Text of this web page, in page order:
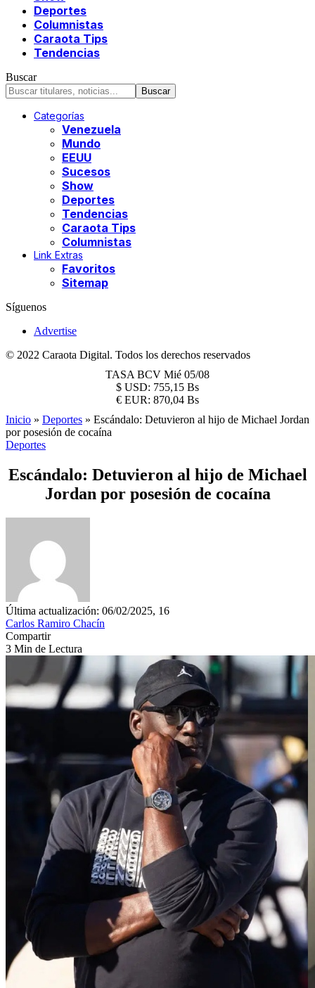
Deportes
Columnistas
Caraota Tips
Tendencias
Buscar
Categorías
Venezuela
Mundo
EEUU
Sucesos
Show
Deportes
Tendencias
Caraota Tips
Columnistas
Link Extras
Favoritos
Sitemap
Síguenos
Advertise
© 2022 Caraota Digital. Todos los derechos reservados
TASA BCV Mié 05/08
$ USD: 755,15 Bs
€ EUR: 870,04 Bs
Inicio » Deportes » Escándalo: Detuvieron al hijo de Michael Jordan
por posesión de cocaína
Deportes
Escándalo: Detuvieron al hijo de Michael
Jordan por posesión de cocaína
Última actualización: 06/02/2025, 16
Carlos Ramiro Chacín
Compartir
3 Min de Lectura